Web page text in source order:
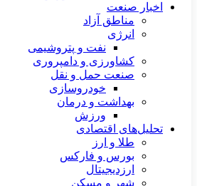
اخبار صنعت
مناطق آزاد
انرژی
نفت و پتروشیمی
کشاورزی و دامپروری
صنعت حمل و نقل
خودروسازی
بهداشت و درمان
ورزش
تحلیل‌های اقتصادی
طلا و ارز
بورس و فارکس
ارزدیجیتال
شهر و مسکن